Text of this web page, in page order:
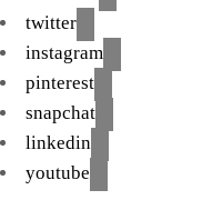
twitter
instagram
pinterest
snapchat
linkedin
youtube